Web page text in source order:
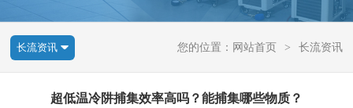
长流资讯 您的位置： 网站首页 > 长流资讯
超低温冷阱捕集效率高吗？能捕集哪些物质？